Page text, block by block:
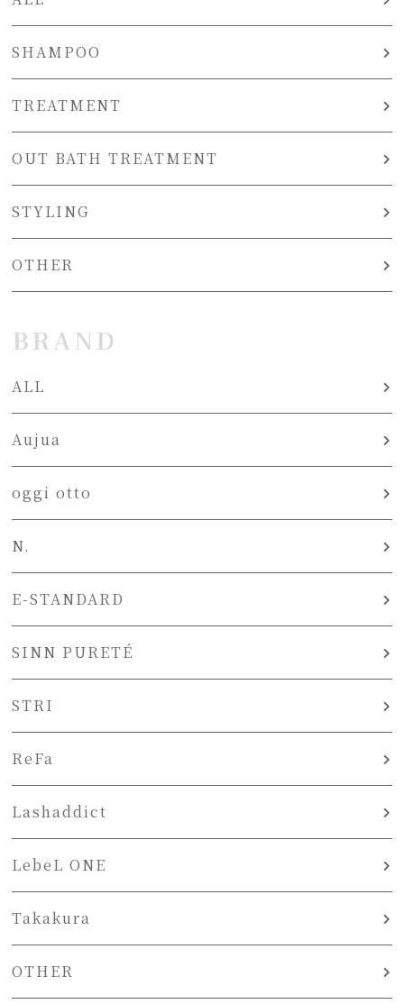
SHAMPOO
TREATMENT
OUT BATH TREATMENT
STYLING
OTHER
BRAND
ALL
Aujua
oggi otto
N.
E-STANDARD
SINN PURETÉ
STRI
ReFa
Lashaddict
LebeL ONE
Takakura
OTHER